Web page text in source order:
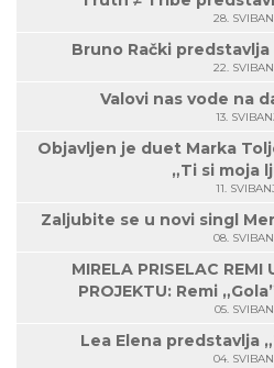
28.
Bruno Rački predstavlja
22.
Valovi nas vode na
13.
Objavljen je duet Marka
„Ti si moja
11.
Zaljubite se u novi singl
08.
MIRELA PRISELAC
PROJEKTU: Remi
05.
Lea Elena predstavlja
04.